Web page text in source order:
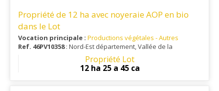
Propriété de 12 ha avec noyeraie AOP en bio
dans le Lot
Vocation principale : Productions végétales - Autres
Ref. 46PV10358: Nord-Est département, Vallée de la
Propriété Lot
12 ha 25 a 45 ca